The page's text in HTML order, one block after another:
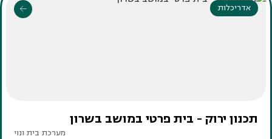
אדריכלות
תכנון ירוק - בית פרטי במושב בשרון
מערכת בית ונוי